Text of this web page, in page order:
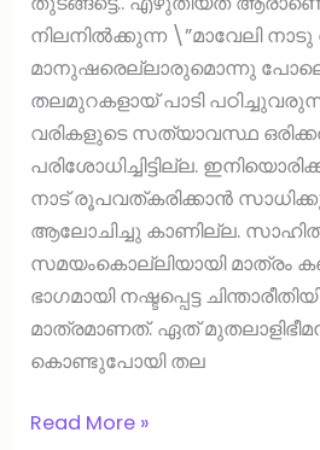
നിലനില്‍ക്കുന്ന \”മാവേലി
മാനുഷരെല്ലാരുമൊന്നു
തലമുറകളായ് പാടി
വരികളുടെ സത്യാവസ്ഥ
പരിശോധിച്ചിട്ടില്ല.
നാട് രൂപവത്കരിക്കാന്‍
ആലോചിച്ചു കാണില്ല.
സമയംകൊല്ലിയായി മാത്രം
ഭാഗമായി നഷ്ടപ്പെട്ട
മാത്രമാണത്. ഏത്
കൊണ്ടുപോയി തല
Read More »